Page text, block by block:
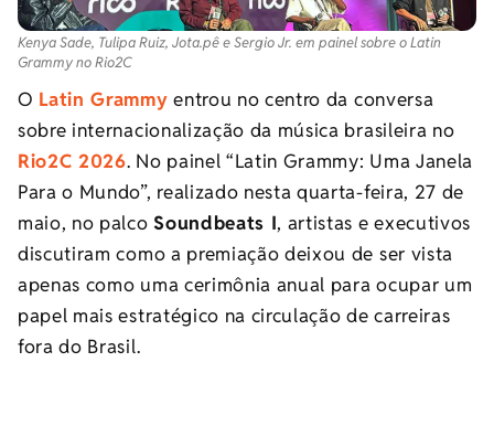
Kenya Sade, Tulipa Ruiz, Jota.pê e Sergio Jr. em painel sobre o Latin
Grammy no Rio2C
O Latin Grammy entrou no centro da conversa
sobre internacionalização da música brasileira no
Rio2C 2026. No painel “Latin Grammy: Uma Janela
Para o Mundo”, realizado nesta quarta-feira, 27 de
maio, no palcoSoundbeats I, artistas e executivos
discutiram como a premiação deixou de ser vista
apenas como uma cerimônia anual para ocupar um
papel mais estratégico na circulação de carreiras
fora do Brasil.